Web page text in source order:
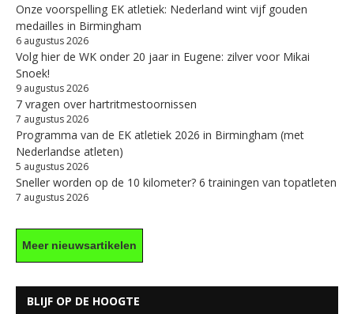
Onze voorspelling EK atletiek: Nederland wint vijf gouden
medailles in Birmingham
6 augustus 2026
Volg hier de WK onder 20 jaar in Eugene: zilver voor Mikai
Snoek!
9 augustus 2026
7 vragen over hartritmestoornissen
7 augustus 2026
Programma van de EK atletiek 2026 in Birmingham (met
Nederlandse atleten)
5 augustus 2026
Sneller worden op de 10 kilometer? 6 trainingen van topatleten
7 augustus 2026
Meer nieuwsartikelen
BLIJF OP DE HOOGTE